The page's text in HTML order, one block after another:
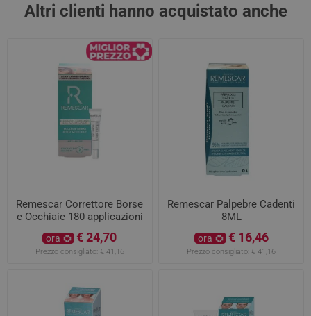
Altri clienti hanno acquistato anche
Remescar Correttore Borse
e Occhiaie 180 applicazioni
ora € 24,70
Prezzo consigliato: € 41,16
Remescar Palpebre Cadenti
8ML
ora € 16,46
Prezzo consigliato: € 41,16